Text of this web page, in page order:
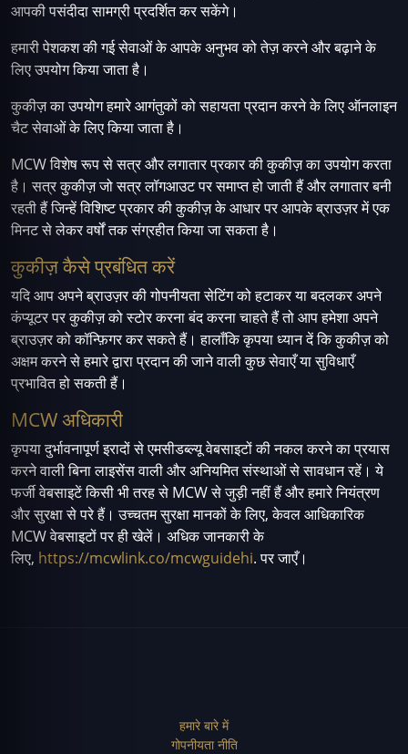
आपकी पसंदीदा सामग्री प्रदर्शित कर सकेंगे।
हमारी पेशकश की गई सेवाओं के आपके अनुभव को तेज़ करने और बढ़ाने के
लिए उपयोग किया जाता है।
कुकीज़ का उपयोग हमारे आगंतुकों को सहायता प्रदान करने के लिए ऑनलाइन
चैट सेवाओं के लिए किया जाता है।
MCW विशेष रूप से सत्र और लगातार प्रकार की कुकीज़ का उपयोग करता
है। सत्र कुकीज़ जो सत्र लॉगआउट पर समाप्त हो जाती हैं और लगातार बनी
रहती हैं जिन्हें विशिष्ट प्रकार की कुकीज़ के आधार पर आपके ब्राउज़र में एक
मिनट से लेकर वर्षों तक संग्रहीत किया जा सकता है।
कुकीज़ कैसे प्रबंधित करें
यदि आप अपने ब्राउज़र की गोपनीयता सेटिंग को हटाकर या बदलकर अपने
कंप्यूटर पर कुकीज़ को स्टोर करना बंद करना चाहते हैं तो आप हमेशा अपने
ब्राउज़र को कॉन्फ़िगर कर सकते हैं। हालाँकि कृपया ध्यान दें कि कुकीज़ को
अक्षम करने से हमारे द्वारा प्रदान की जाने वाली कुछ सेवाएँ या सुविधाएँ
प्रभावित हो सकती हैं।
MCW अधिकारी
कृपया दुर्भावनापूर्ण इरादों से एमसीडब्ल्यू वेबसाइटों की नकल करने का प्रयास
करने वाली बिना लाइसेंस वाली और अनियमित संस्थाओं से सावधान रहें। ये
फर्जी वेबसाइटें किसी भी तरह से MCW से जुड़ी नहीं हैं और हमारे नियंत्रण
और सुरक्षा से परे हैं। उच्चतम सुरक्षा मानकों के लिए, केवल आधिकारिक
MCW वेबसाइटों पर ही खेलें। अधिक जानकारी के
लिए, https://mcwlink.co/mcwguidehi. पर जाएँ।
हमारे बारे में
गोपनीयता नीति